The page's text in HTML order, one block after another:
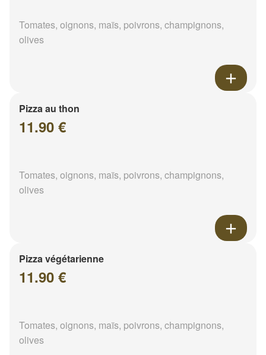
Tomates, oignons, maïs, poivrons, champignons,
olives
Pizza au thon
11.90 €
Tomates, oignons, maïs, poivrons, champignons,
olives
Pizza végétarienne
11.90 €
Tomates, oignons, maïs, poivrons, champignons,
olives